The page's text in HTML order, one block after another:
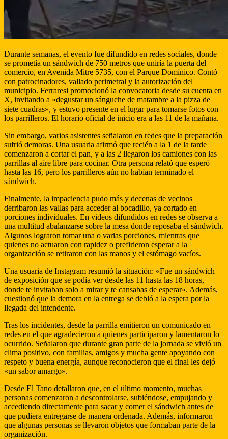
Durante semanas, el evento fue difundido en redes sociales, donde
se prometía un sándwich de 750 metros que uniría la puerta del
comercio, en Avenida Mitre 5735, con el Parque Domínico. Contó
con patrocinadores, vallado perimetral y la autorización del
municipio. Ferraresi promocionó la convocatoria desde su cuenta en
X, invitando a «degustar un sánguche de matambre a la pizza de
siete cuadras», y estuvo presente en el lugar para tomarse fotos con
los parrilleros. El horario oficial de inicio era a las 11 de la mañana.
Sin embargo, varios asistentes señalaron en redes que la preparación
sufrió demoras. Una usuaria afirmó que recién a la 1 de la tarde
comenzaron a cortar el pan, y a las 2 llegaron los camiones con las
parrillas al aire libre para cocinar. Otra persona relató que esperó
hasta las 16, pero los parrilleros aún no habían terminado el
sándwich.
Finalmente, la impaciencia pudo más y decenas de vecinos
derribaron las vallas para acceder al bocadillo, ya cortado en
porciones individuales. En videos difundidos en redes se observa a
una multitud abalanzarse sobre la mesa donde reposaba el sándwich.
Algunos lograron tomar una o varias porciones, mientras que
quienes no actuaron con rapidez o prefirieron esperar a la
organización se retiraron con las manos y el estómago vacíos.
Una usuaria de Instagram resumió la situación: «Fue un sándwich
de exposición que se podía ver desde las 11 hasta las 18 horas,
donde te invitaban solo a mirar y te cansabas de esperar». Además,
cuestionó que la demora en la entrega se debió a la espera por la
llegada del intendente.
Tras los incidentes, desde la parrilla emitieron un comunicado en
redes en el que agradecieron a quienes participaron y lamentaron lo
ocurrido. Señalaron que durante gran parte de la jornada se vivió un
clima positivo, con familias, amigos y mucha gente apoyando con
respeto y buena energía, aunque reconocieron que el final les dejó
«un sabor amargo».
Desde El Tano detallaron que, en el último momento, muchas
personas comenzaron a descontrolarse, subiéndose, empujando y
accediendo directamente para sacar y comer el sándwich antes de
que pudiera entregarse de manera ordenada. Además, informaron
que algunas personas se llevaron objetos que formaban parte de la
organización.